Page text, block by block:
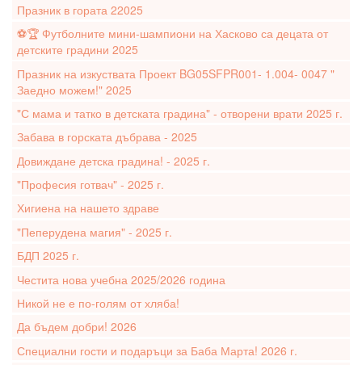
Празник в гората 22025
⚽️🏆 Футболните мини-шампиони на Хасково са децата от
детските градини 2025
Празник на изкуствата Проект BG05SFPR001- 1.004- 0047 "
Заедно можем!" 2025
"С мама и татко в детската градина" - отворени врати 2025 г.
Забава в горската дъбрава - 2025
Довиждане детска градина! - 2025 г.
"Професия готвач" - 2025 г.
Хигиена на нашето здраве
"Пеперудена магия" - 2025 г.
БДП 2025 г.
Честита нова учебна 2025/2026 година
Никой не е по-голям от хляба!
Да бъдем добри! 2026
Специални гости и подаръци за Баба Марта! 2026 г.